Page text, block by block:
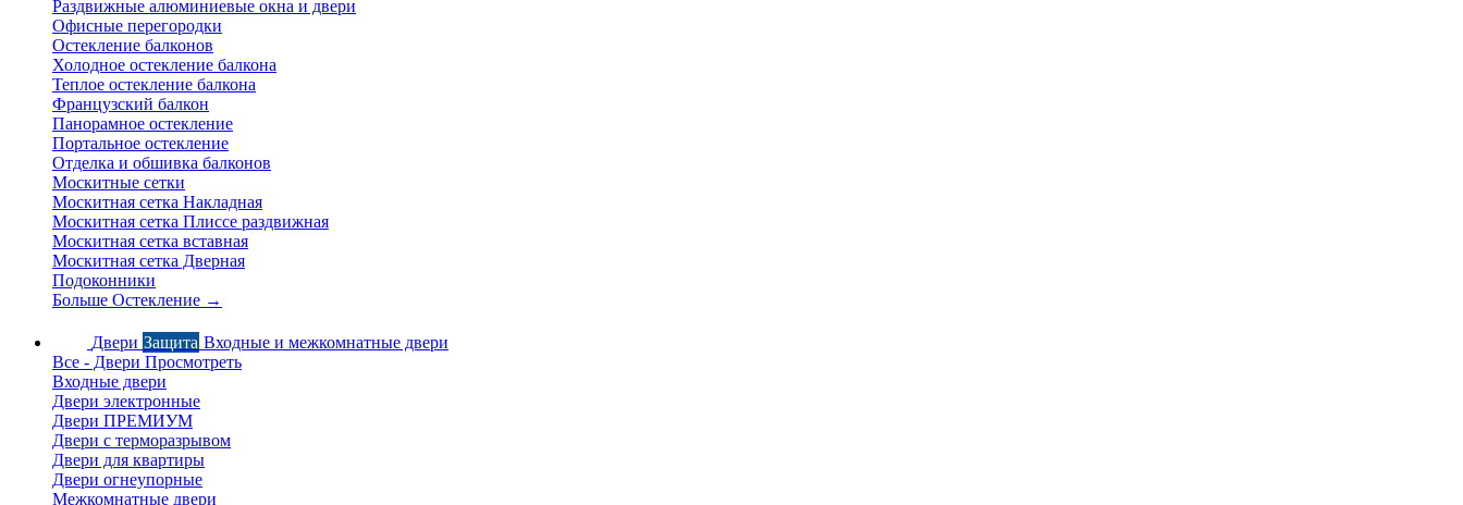
Раздвижные алюминиевые окна и двери
Офисные перегородки
Остекление балконов
Холодное остекление балкона
Теплое остекление балкона
Французский балкон
Панорамное остекление
Портальное остекление
Отделка и обшивка балконов
Москитные сетки
Москитная сетка Накладная
Москитная сетка Плиссе раздвижная
Москитная сетка вставная
Москитная сетка Дверная
Подоконники
Больше Остекление →
Двери Защита Входные и межкомнатные двери
Все - Двери Просмотреть
Входные двери
Двери электронные
Двери ПРЕМИУМ
Двери с терморазрывом
Двери для квартиры
Двери огнеупорные
Межкомнатные двери